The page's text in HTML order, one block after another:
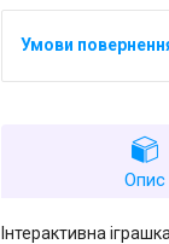
Опис
Інтерактивна